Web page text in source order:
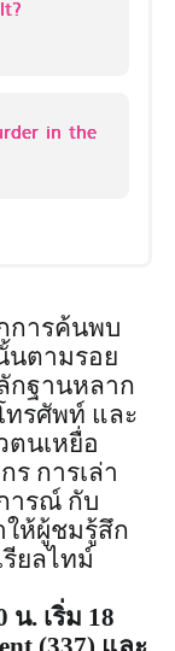
in the
การค้นพบ
นตามรอย
กฐานหลาก
ทรศัพท์ และ
ตนเหยื่อ
การเล่า
ารณ์ กับ
ห้ผู้ชมรู้สึก
ยลไทม์
. เริ่ม 18